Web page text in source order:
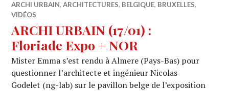
ARCHI URBAIN,ARCHITECTURES, BELGIQUE, BRUXELLES,
VIDÉOS
ARCHI URBAIN (17/01) :
Floriade Expo + NOR
Mister Emma s’est rendu à Almere (Pays-Bas) pour
questionner l’architecte et ingénieur Nicolas
Godelet (ng-lab) sur le pavillon belge de l’exposition